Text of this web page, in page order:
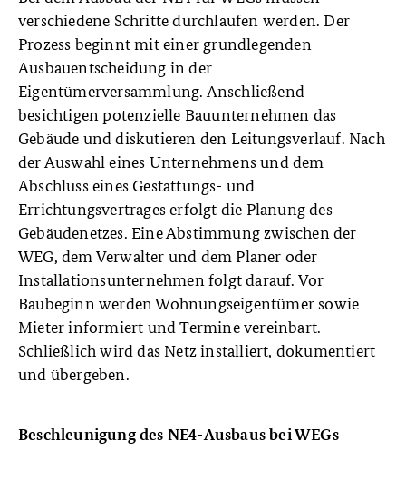
verschiedene Schritte durchlaufen werden. Der
Prozess beginnt mit einer grundlegenden
Ausbauentscheidung in der
Eigentümerversammlung. Anschließend
besichtigen potenzielle Bauunternehmen das
Gebäude und diskutieren den Leitungsverlauf. Nach
der Auswahl eines Unternehmens und dem
Abschluss eines Gestattungs- und
Errichtungsvertrages erfolgt die Planung des
Gebäudenetzes. Eine Abstimmung zwischen der
WEG, dem Verwalter und dem Planer oder
Installationsunternehmen folgt darauf. Vor
Baubeginn werden Wohnungseigentümer sowie
Mieter informiert und Termine vereinbart.
Schließlich wird das Netz installiert, dokumentiert
und übergeben.
Beschleunigung des NE4-Ausbaus bei WEGs